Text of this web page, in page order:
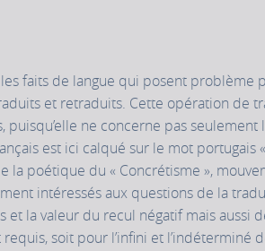
faits de langue qui posent problème
et retraduits. Cette opération de
ne concerne pas seulement
est ici calqué sur le mot portugais «
la poétique du « Concrétisme »,
intéressés aux questions de la
la valeur du recul négatif mais aussi
requis, soit pour l’infini et